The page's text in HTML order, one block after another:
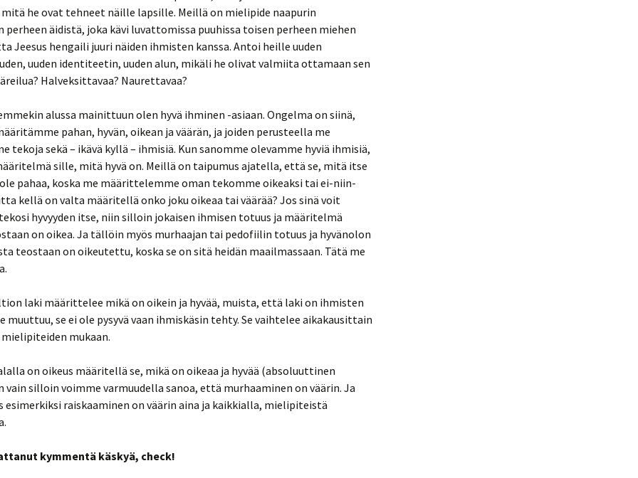
haaste
täytyi
onko
tiesi
ja
olen:
Tapio Puolimatka:
Seksuaalivallankumous –
perheen ja kulttuurin
romahdus
mitä he ovat tehneet näille lapsille. Meillä on mielipide naapurin
perheen äidistä, joka kävi luvattomissa puuhissa toisen perheen miehen
Jeesus hengaili juuri näiden ihmisten kanssa. Antoi heille uuden
uuden identiteetin, uuden alun, mikäli he olivat valmiita ottamaan sen
Halveksittavaa? Naurettavaa?
alussa mainittuun olen hyvä ihminen -asiaan. Ongelma on siinä,
pahan, hyvän, oikean ja väärän, ja joiden perusteella me
tekoja sekä – ikävä kyllä – ihmisiä. Kun sanomme olevamme hyviä ihmisiä,
sille, mitä hyvä on. Meillä on taipumus ajatella, että se, mitä itse
pahaa, koska me määrittelemme oman tekomme oikeaksi tai ei-niin-
kellä on valta määritellä onko joku oikeaa tai väärää? Jos sinä voit
hyvyyden itse, niin silloin jokaisen ihmisen totuus ja määritelmä
on oikea. Ja tällöin myös murhaajan tai pedofiilin totuus ja hyvänolon
teostaan on oikeutettu, koska se on sitä heidän maailmassaan. Tätä me
laki määrittelee mikä on oikein ja hyvää, muista, että laki on ihmisten
muuttuu, se ei ole pysyvä vaan ihmiskäsin tehty. Se vaihtelee aikakausittain
mukaan.
on oikeus määritellä se, mikä on oikeaa ja hyvää (absoluuttinen
vain silloin voimme varmuudella sanoa, että murhaaminen on väärin. Ja
esimerkiksi raiskaaminen on väärin aina ja kaikkialla, mielipiteistä
kymmentä käskyä, check!